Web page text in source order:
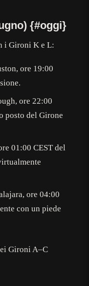
{#oggi}
i Gironi K e L:
ore 19:00
ore 22:00
posto del Girone
01:00 CEST del
ore 04:00
con un piede
Gironi A–C